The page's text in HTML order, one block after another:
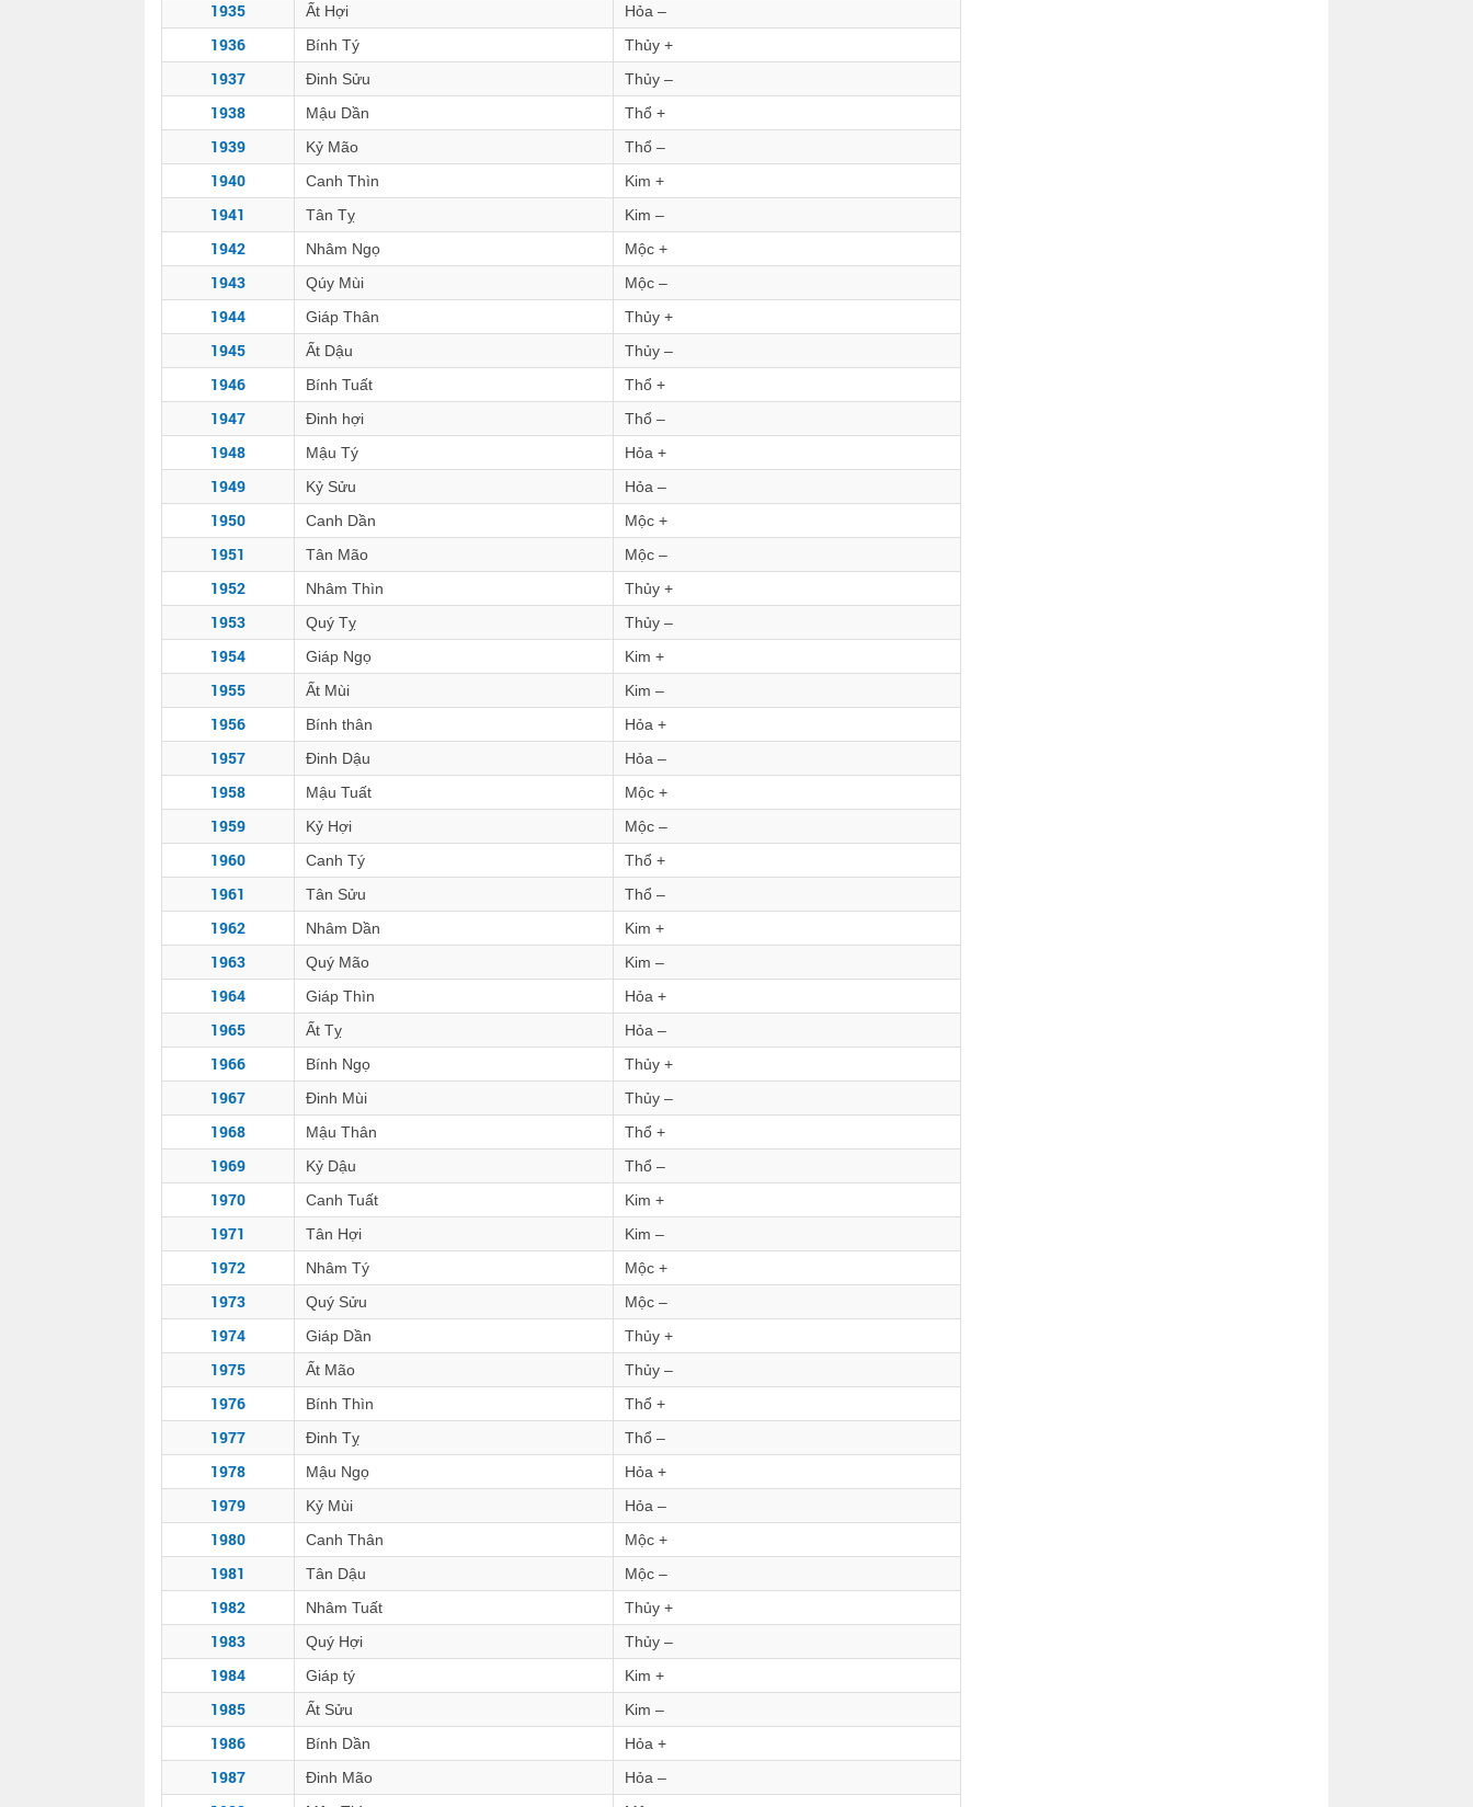
1935 Ất Hợi Hỏa –
1936 Bính Tý Thủy +
1937 Đinh Sửu Thủy –
1938 Mậu Dần Thổ +
1939 Kỷ Mão Thổ –
1940 Canh Thìn Kim +
1941 Tân Tỵ Kim –
1942 Nhâm Ngọ Mộc +
1943 Qúy Mùi Mộc –
1944 Giáp Thân Thủy +
1945 Ất Dậu Thủy –
1946 Bính Tuất Thổ +
1947 Đinh hợi Thổ –
1948 Mậu Tý Hỏa +
1949 Kỷ Sửu Hỏa –
1950 Canh Dần Mộc +
1951 Tân Mão Mộc –
1952 Nhâm Thìn Thủy +
1953 Quý Tỵ Thủy –
1954 Giáp Ngọ Kim +
1955 Ất Mùi Kim –
1956 Bính thân Hỏa +
1957 Đinh Dậu Hỏa –
1958 Mậu Tuất Mộc +
1959 Kỷ Hợi Mộc –
1960 Canh Tý Thổ +
1961 Tân Sửu Thổ –
1962 Nhâm Dần Kim +
1963 Quý Mão Kim –
1964 Giáp Thìn Hỏa +
1965 Ất Tỵ Hỏa –
1966 Bính Ngọ Thủy +
1967 Đinh Mùi Thủy –
1968 Mậu Thân Thổ +
1969 Kỷ Dậu Thổ –
1970 Canh Tuất Kim +
1971 Tân Hợi Kim –
1972 Nhâm Tý Mộc +
1973 Quý Sửu Mộc –
1974 Giáp Dần Thủy +
1975 Ất Mão Thủy –
1976 Bính Thìn Thổ +
1977 Đinh Tỵ Thổ –
1978 Mậu Ngọ Hỏa +
1979 Kỷ Mùi Hỏa –
1980 Canh Thân Mộc +
1981 Tân Dậu Mộc –
1982 Nhâm Tuất Thủy +
1983 Quý Hợi Thủy –
1984 Giáp tý Kim +
1985 Ất Sửu Kim –
1986 Bính Dần Hỏa +
1987 Đinh Mão Hỏa –